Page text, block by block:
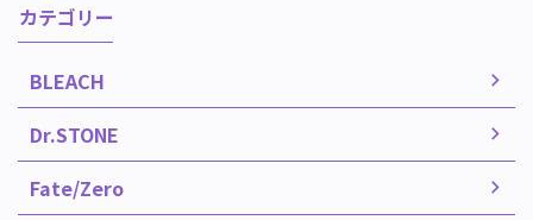
カテゴリー
BLEACH
Dr.STONE
Fate/Zero